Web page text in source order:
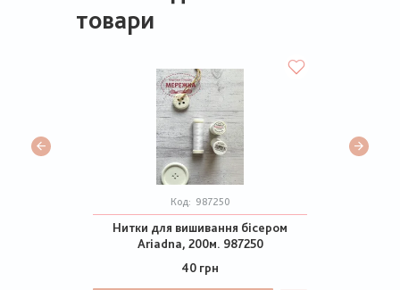
товари
Код: 987250
Нитки для вишивання бісером
Ariadna, 200м. 987250
40 грн